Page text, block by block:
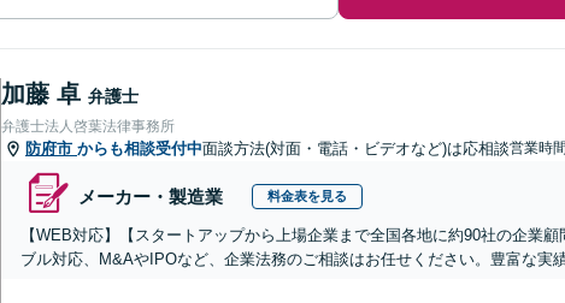
加藤 卓 弁護士
弁護士法人啓葉法律事務所
防府市 からも相談受付中面談方法(対面・電話・ビデオなど)は応相談営業時
メーカー・製造業 料金表を見る
【WEB対応】【スタートアップから上場企業まで全国各地に約90社の企業
ブル対応、M&AやIPOなど、企業法務のご相談はお任せください。豊富な実